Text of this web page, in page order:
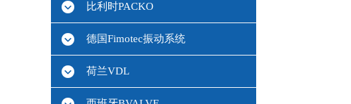
比利时PACKO
德国Fimotec振动系统
荷兰VDL